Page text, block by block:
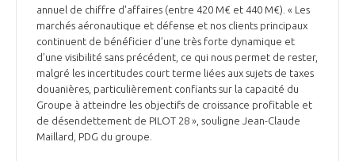
NOS RÉSEAUX À L'INTERNATIONAL
COMITÉ AERO PME
STARTAIR
COMMISSIONS ET COMITÉS
LES PROGRAMMES DU GIFAS
UN ÉCOSYSTÈME INTÉGRÉ ET COHÉRENT
POURQUOI DEVENIR MEMBRE ?
LA MÉDIATION
LA MÉDIATION DANS LA FILIÈRE AÉRONAUTIQUE ET SPATIALE
LE MÉDIATEUR DE LA FILIÈRE AÉRONAUTIQUE ET SPATIALE
LE SALON DU BOURGET
L'OBSERVATOIRE
annuel de chiffre d'affaires (entre 420 M€ et 440 M€). « Les
marchés aéronautique et défense et nos clients principaux
continuent de bénéficier d’une très forte dynamique et
d’une visibilité sans précédent, ce qui nous permet de rester,
malgré les incertitudes court terme liées aux sujets de taxes
douanières, particulièrement confiants sur la capacité du
Groupe à atteindre les objectifs de croissance profitable et
de désendettement de PILOT 28 », souligne Jean-Claude
Maillard, PDG du groupe.
Découvrez les avantages d'adhérer au GIFAS.
Rencontres, salons, données sectorielles,
programmes ...
DEMANDE D’ADHÉSION